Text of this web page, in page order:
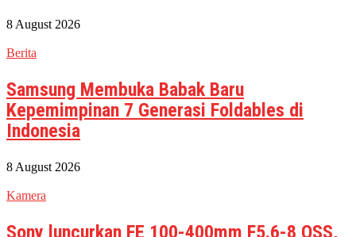
8 August 2026
Berita
Samsung Membuka Babak Baru
Kepemimpinan 7 Generasi Foldables di
Indonesia
8 August 2026
Kamera
Sony luncurkan FE 100-400mm F5.6-8 OSS,